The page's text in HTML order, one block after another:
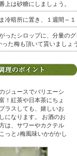
上は砂糖にしましょう。
冷暗所に置き、１週間～
ったシロップに、分量の
った梅も頂いて貰いましょう
ジュースでバリエーシ
！紅茶や日本茶にちょ
ラスしても、嬉しいお
になります。 お酒のお
は、サワーやカクテル
っと♪梅風味いかがかし